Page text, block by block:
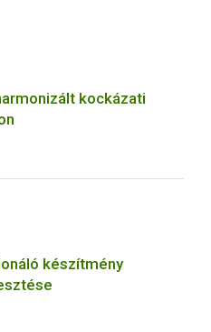
kockázati
készítmény